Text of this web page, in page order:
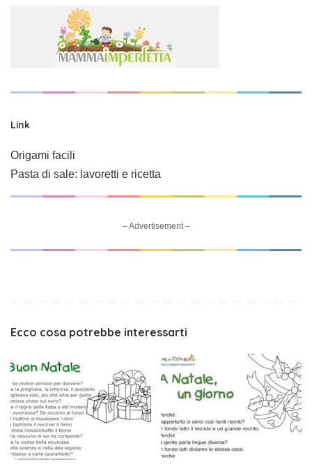
Link
Origami facili
Pasta di sale: lavoretti e ricetta
– Advertisement –
Ecco cosa potrebbe interessarti